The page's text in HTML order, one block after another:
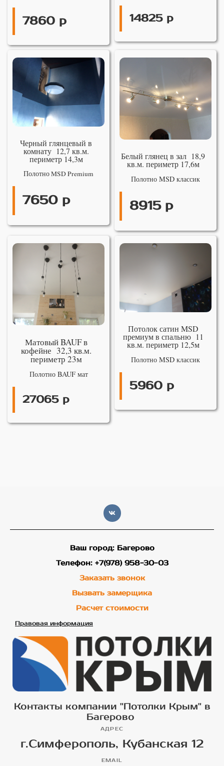
7860 р 14825 р
Черный глянцевый в
комнату 12,7 кв.м.
периметр 14,3м
Полотно MSD Premium
7650 р
Белый глянец в зал 18,9
кв.м. периметр 17,6м
Полотно MSD классик
8915 р
Матовый BAUF в
кофейне 32,3 кв.м.
периметр 23м
Полотно BAUF мат
27065 р
Потолок сатин MSD
премиум в спальню 11
кв.м. периметр 12,5м
Полотно MSD классик
5960 р
Ваш город: Багерово
Телефон: +7(978) 958-30-03
Заказать звонок
Вызвать замерщика
Расчет стоимости
Правовая информация
Контакты компании "Потолки Крым" в
Багерово
АДРЕС
г.Симферополь, Кубанская 12
EMAIL